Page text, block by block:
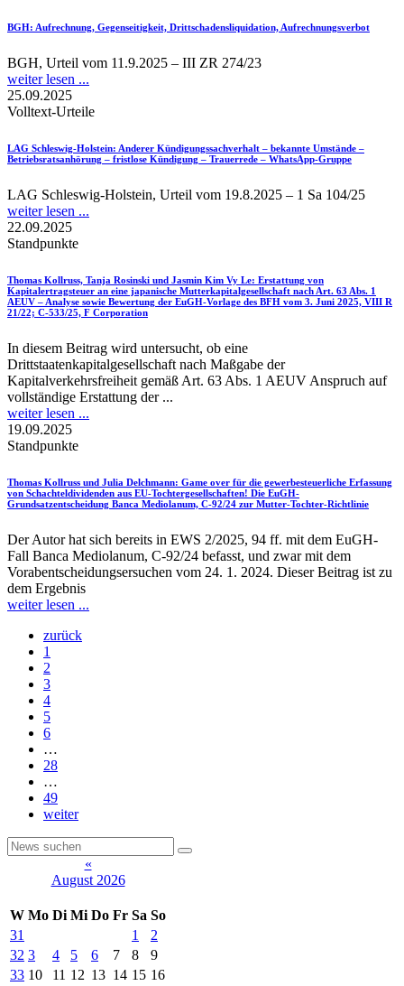
BGH: Aufrechnung, Gegenseitigkeit, Drittschadensliquidation, Aufrechnungsverbot
BGH, Urteil vom 11.9.2025 – III ZR 274/23
weiter lesen ...
25.09.2025
Volltext-Urteile
LAG Schleswig-Holstein: Anderer Kündigungssachverhalt – bekannte Umstände –
Betriebsratsanhörung – fristlose Kündigung – Trauerrede – WhatsApp-Gruppe
LAG Schleswig-Holstein, Urteil vom 19.8.2025 – 1 Sa 104/25
weiter lesen ...
22.09.2025
Standpunkte
Thomas Kollruss, Tanja Rosinski und Jasmin Kim Vy Le: Erstattung von
Kapitalertragsteuer an eine japanische Mutterkapitalgesellschaft nach Art. 63 Abs. 1
AEUV – Analyse sowie Bewertung der EuGH-Vorlage des BFH vom 3. Juni 2025, VIII R
21/22; C-533/25, F Corporation
In diesem Beitrag wird untersucht, ob eine
Drittstaatenkapitalgesellschaft nach Maßgabe der
Kapitalverkehrsfreiheit gemäß Art. 63 Abs. 1 AEUV Anspruch auf
vollständige Erstattung der ...
weiter lesen ...
19.09.2025
Standpunkte
Thomas Kollruss und Julia Delchmann: Game over für die gewerbesteuerliche Erfassung
von Schachteldividenden aus EU-Tochtergesellschaften! Die EuGH-
Grundsatzentscheidung Banca Mediolanum, C-92/24 zur Mutter-Tochter-Richtlinie
Der Autor hat sich bereits in EWS 2/2025, 94 ff. mit dem EuGH-
Fall Banca Mediolanum, C-92/24 befasst, und zwar mit dem
Vorabentscheidungsersuchen vom 24. 1. 2024. Dieser Beitrag ist zu
dem Ergebnis
weiter lesen ...
zurück
1
2
3
4
5
6
…
28
…
49
weiter
«
August 2026
W Mo Di Mi Do Fr Sa So
31
1
2
32 3 4 5 6 7 8
9
33 10 11 12 13 14 15 16